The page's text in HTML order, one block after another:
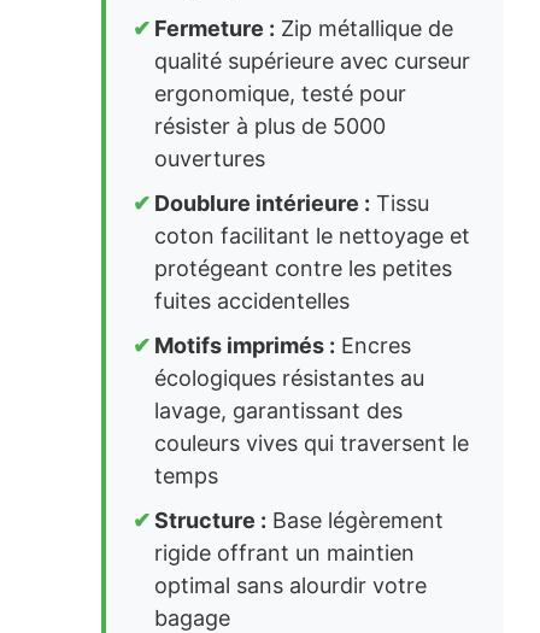
Fermeture : Zip métallique de
qualité supérieure avec curseur
ergonomique, testé pour
résister à plus de 5000
ouvertures
Doublure intérieure : Tissu
coton facilitant le nettoyage et
protégeant contre les petites
fuites accidentelles
Motifs imprimés : Encres
écologiques résistantes au
lavage, garantissant des
couleurs vives qui traversent le
temps
Structure : Base légèrement
rigide offrant un maintien
optimal sans alourdir votre
bagage